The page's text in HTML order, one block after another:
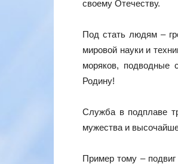
своему Отечеству.
Под стать людям –
мировой науки и
моряков, подводные
Родину!
Служба в подплаве
мужества и
Пример тому –